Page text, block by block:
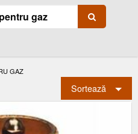
GAZ
Sortează